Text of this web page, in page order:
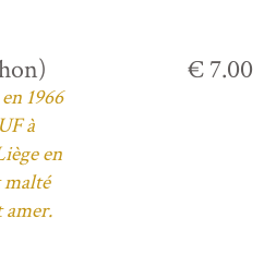
1966
à
en
amer.
€ 7.00